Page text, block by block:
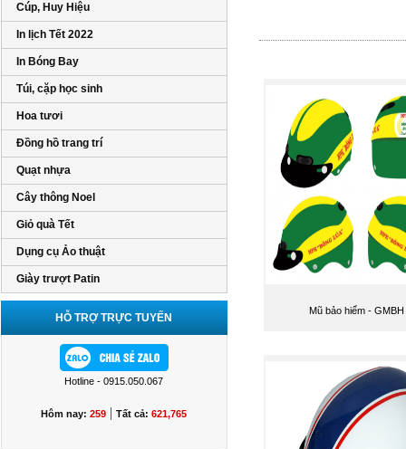
Cúp, Huy Hiệu
In lịch Tết 2022
In Bóng Bay
Túi, cặp học sinh
Hoa tươi
Đồng hồ trang trí
Quạt nhựa
Cây thông Noel
Giỏ quà Tết
Dụng cụ Ảo thuật
Giày trượt Patin
HỖ TRỢ TRỰC TUYẾN
Hotline - 0915.050.067
Hôm nay: 259 | Tất cả: 621,765
Mũ bảo hiểm - GMBH